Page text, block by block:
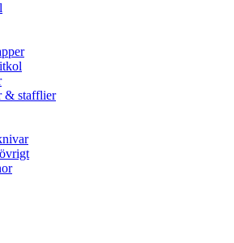
& stafflier